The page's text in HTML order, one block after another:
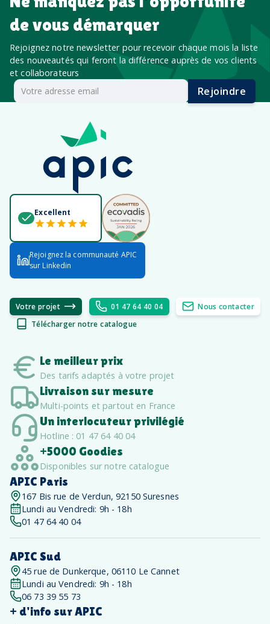
de vous démarquer
Rejoignez notre newsletter pour recevoir chaque mois la liste
des nouveautés qui feront la différence auprès de vos clients
et collaborateurs
Rejoindre
Excellent
Rejoignez la communauté APIC
sur Linkedin
Votre projet 01 47 64 40 04
Nous contacter
Télécharger notre catalogue
Le meilleur prix
Des tarifs adaptés à votre projet
Livraison sur mesure
Multi-points et partout en France
Un interlocuteur privilégié
Hotline : 01 47 64 40 04
+5000 Goodies
Disponibles sur notre catalogue
APIC Paris
167 Bis rue de Verdun, 92150 Suresnes
Lundi au Vendredi: 9h - 18h
01 47 64 40 04
APIC Sud
45 rue de Dunkerque, 06110 Le Cannet
Lundi au Vendredi: 9h - 18h
06 73 39 55 73
+ d'info sur APIC